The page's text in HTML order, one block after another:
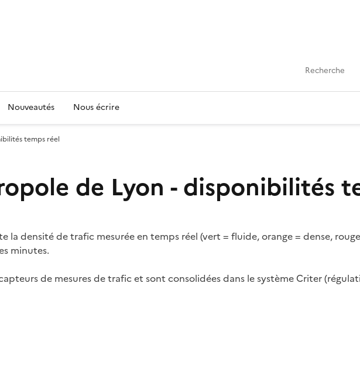
Nouveautés Nous écrire
temps réel
de Lyon - disponibilités
densité de trafic mesurée en temps réel (vert = fluide, orange = dense,
minutes.
de mesures de trafic et sont consolidées dans le système Criter